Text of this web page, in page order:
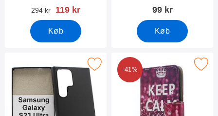
pris
294 kr pris
119 kr
Køb
99 kr
Køb
tPU Cover Samsung Galaxy S23 Ultra 5G som favorit
-41%
Marker designwallet Samsung